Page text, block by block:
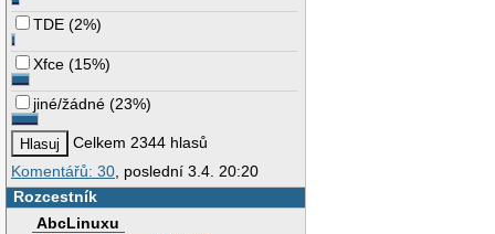
TDE (2%)
Xfce (15%)
jiné/žádné (23%)
Celkem 2344 hlasů
Komentářů: 30 , poslední 3.4. 20:20
Rozcestník
AbcLinuxu